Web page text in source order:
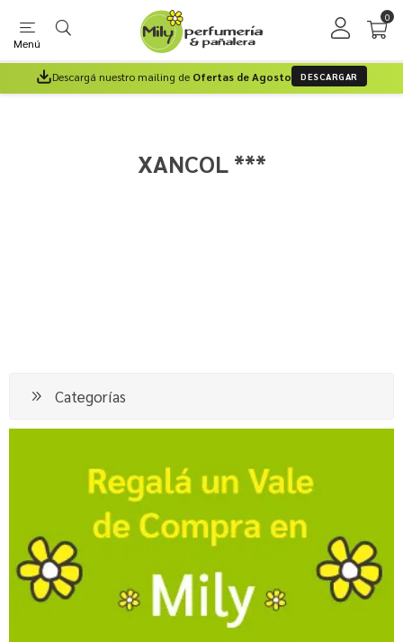
Menú
0
Descargá nuestro mailing de Ofertas de Agosto DESCARGAR
XANCOL ***
Categorías